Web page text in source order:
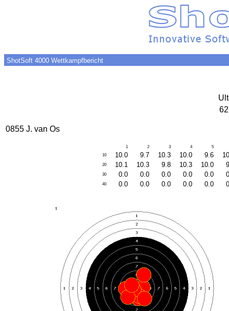
ShotSoft 4000 Wettkampfbericht
0855 J. van Os
1 2 3 4
5
10
10.0 9.7 10.3 10.0 9.6
20 10.1 10.3 9.8 10.3 10.0
30 0.0 0.0 0.0 0.0 0.0
40 0.0 0.0 0.0 0.0 0.0